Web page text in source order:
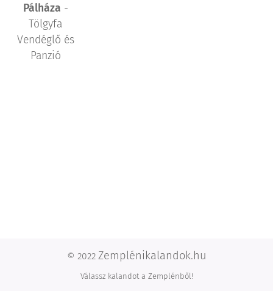
Pálháza -
Tölgyfa
Vendéglő és
Panzió
© 2022 Zemplénikalandok.hu
Válassz kalandot a Zemplénből!